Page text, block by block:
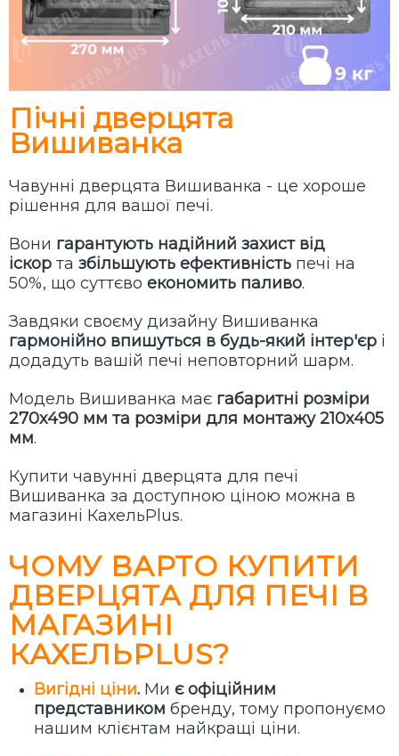
Пічні дверцята
Вишиванка
Чавунні дверцята Вишиванка - це хороше
рішення для вашої печі.
Вони гарантують надійний захист від
іскор та збільшують ефективність печі на
50%, що суттєво економить паливо.
Завдяки своєму дизайну Вишиванка
гармонійно впишуться в будь-який інтер'єр і
додадуть вашій печі неповторний шарм.
Модель Вишиванка має габаритні розміри
270х490 мм та розміри для монтажу210х405
мм.
Купити чавунні дверцята для печі
Вишиванка за доступною ціною можна в
магазині КахельPlus.
ЧОМУ ВАРТО КУПИТИ
ДВЕРЦЯТА ДЛЯ ПЕЧІ В
МАГАЗИНІ
КАХЕЛЬPLUS?
Вигідні ціни. Ми є офіційним
представником бренду, тому пропонуємо
нашим клієнтам найкращі ціни.